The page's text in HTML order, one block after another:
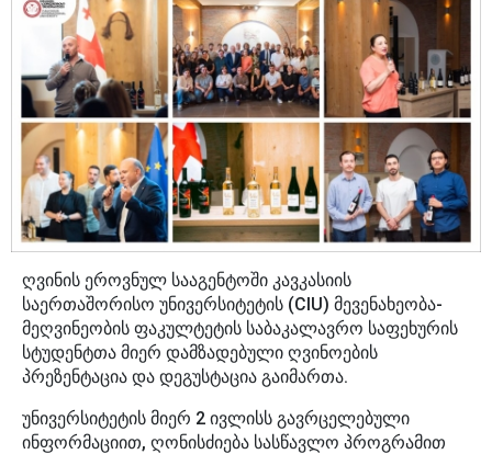
ღვინის ეროვნულ სააგენტოში კავკასიის
საერთაშორისო უნივერსიტეტის (CIU) მევენახეობა-
მეღვინეობის ფაკულტეტის საბაკალავრო საფეხურის
სტუდენტთა მიერ დამზადებული ღვინოების
პრეზენტაცია და დეგუსტაცია გაიმართა.
უნივერსიტეტის მიერ 2 ივლისს გავრცელებული
ინფორმაციით, ღონისძიება სასწავლო პროგრამით